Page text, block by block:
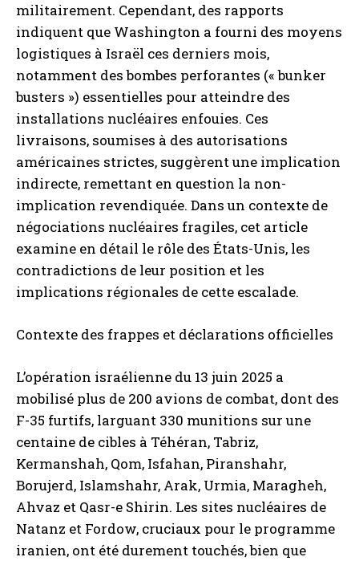
militairement. Cependant, des rapports
indiquent que Washington a fourni des moyens
logistiques à Israël ces derniers mois,
notamment des bombes perforantes (« bunker
busters ») essentielles pour atteindre des
installations nucléaires enfouies. Ces
livraisons, soumises à des autorisations
américaines strictes, suggèrent une implication
indirecte, remettant en question la non-
implication revendiquée. Dans un contexte de
négociations nucléaires fragiles, cet article
examine en détail le rôle des États-Unis, les
contradictions de leur position et les
implications régionales de cette escalade.
Contexte des frappes et déclarations officielles
L’opération israélienne du 13 juin 2025 a
mobilisé plus de 200 avions de combat, dont des
F-35 furtifs, larguant 330 munitions sur une
centaine de cibles à Téhéran, Tabriz,
Kermanshah, Qom, Isfahan, Piranshahr,
Borujerd, Islamshahr, Arak, Urmia, Maragheh,
Ahvaz et Qasr-e Shirin. Les sites nucléaires de
Natanz et Fordow, cruciaux pour le programme
iranien, ont été durement touchés, bien que